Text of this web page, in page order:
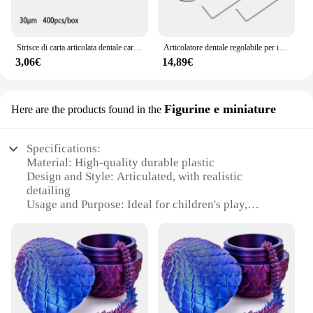
Strisce di carta articolata dentale carta da morso a doppia faccia cura dei denti orali strumenti per lo sbiancamento del materiale del dentista
3,06€
Articolatore dentale regolabile per il montaggio di protesi Articolatore magnetico Pre-cast Modelli dentali Strumenti per attrezzature da laboratorio odontoiatrico
14,89€
Here are the products found in the Figurine e miniature
Specifications:
Material: High-quality durable plastic
Design and Style: Articulated, with realistic
detailing
Usage and Purpose: Ideal for children's play,
Type and Category: Educational toy set
Performance and Property: Sturdy construction
ensures long-lasting play
Parts and Accessories: Includes a table and chairs,
designed for interactive play